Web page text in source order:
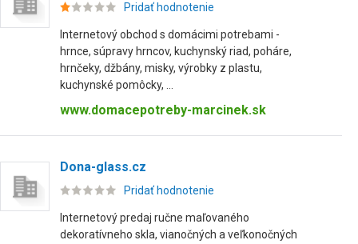
Pridať hodnotenie
Internetový obchod s domácimi potrebami -
hrnce, súpravy hrncov, kuchynský riad, poháre,
hrnčeky, džbány, misky, výrobky z plastu,
kuchynské pomôcky, ...
www.domacepotreby-marcinek.sk
Dona-glass.cz
Pridať hodnotenie
Internetový predaj ručne maľovaného
dekoratívneho skla, vianočných a veľkonočných